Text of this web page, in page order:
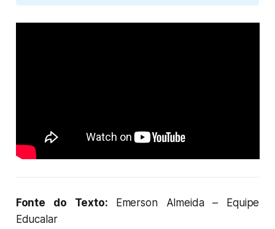
Fonte do Texto: Emerson Almeida – Equipe
Educalar